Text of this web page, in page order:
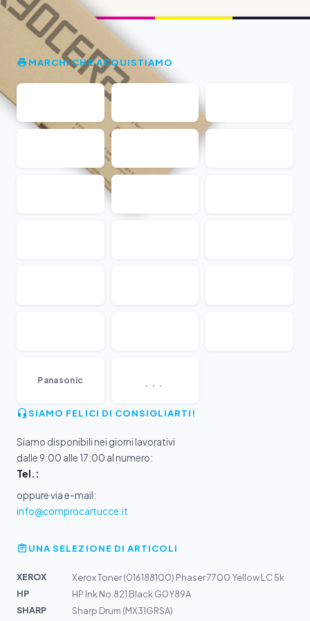
MARCHI CHE ACQUISTIAMO
Panasonic ...
SIAMO FELICI DI CONSIGLIARTI!
Siamo disponibili nei giorni lavorativi
dalle 9:00 alle 17:00 al numero:
Tel.:
oppure via e-mail:
info@comprocartucce.it
UNA SELEZIONE DI ARTICOLI
XEROX
Xerox Toner (016188100) Phaser 7700 Yellow LC 5k
HP
HP Ink No.821 Black G0Y89A
SHARP
Sharp Drum (MX31GRSA)